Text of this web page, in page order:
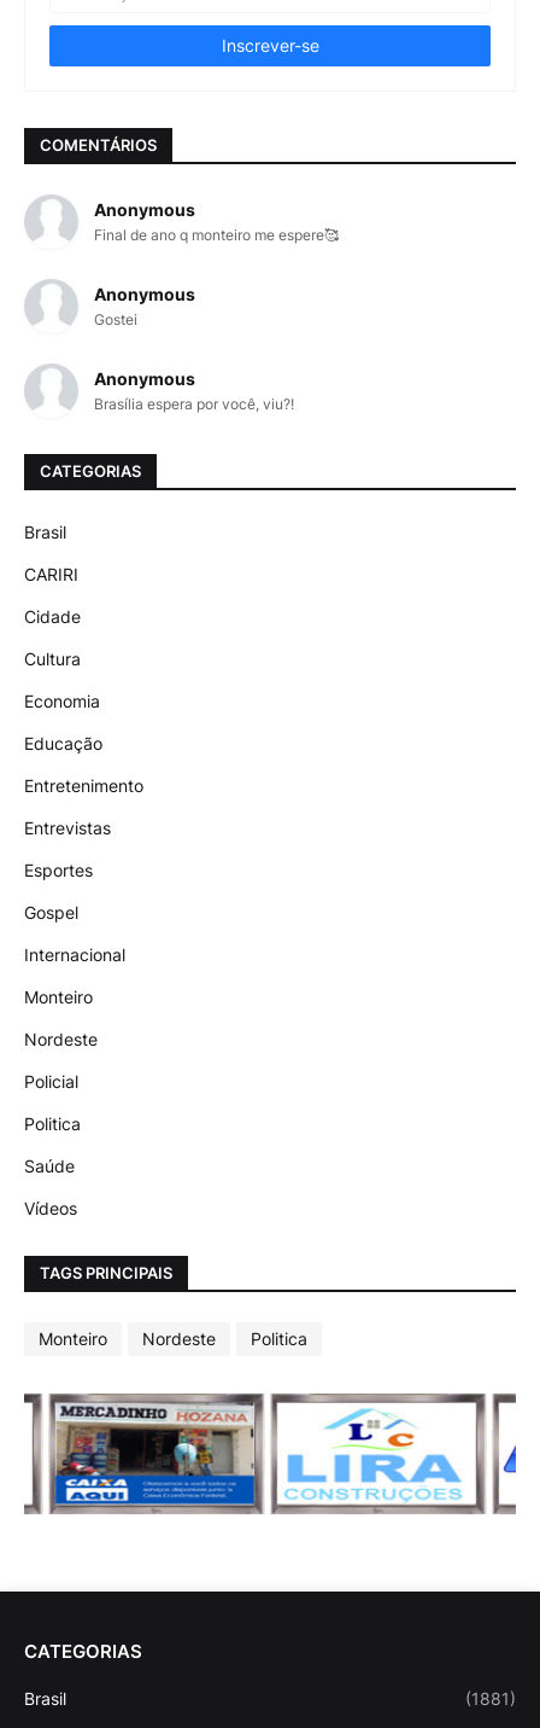
COMENTÁRIOS
Anonymous
Final de ano q monteiro me espere🥰
Anonymous
Gostei
Anonymous
Brasília espera por você, viu?!
CATEGORIAS
Brasil
CARIRI
Cidade
Cultura
Economia
Educação
Entretenimento
Entrevistas
Esportes
Gospel
Internacional
Monteiro
Nordeste
Policial
Politica
Saúde
Vídeos
TAGS PRINCIPAIS
Monteiro Nordeste Politica
CATEGORIAS
Brasil (1881)